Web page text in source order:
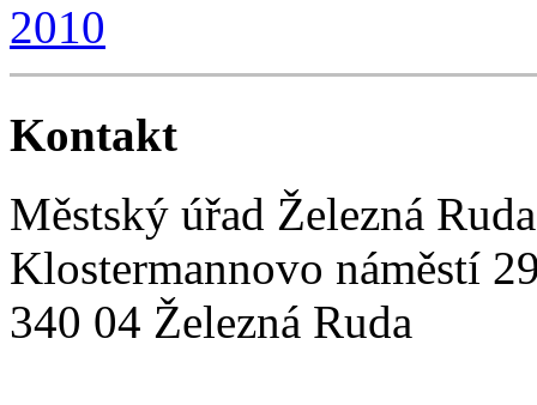
2010
Kontakt
Městský úřad Železná Ruda
Klostermannovo náměstí
340 04 Železná Ruda